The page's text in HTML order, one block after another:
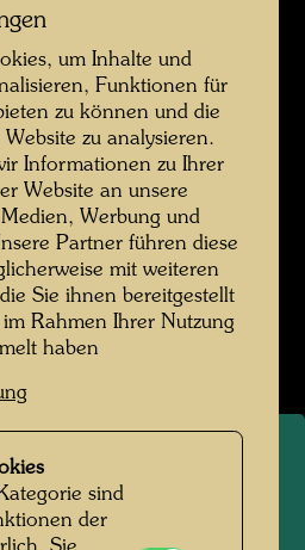
Hahnsäge
um Inhalte und
Funktionen für
zu können und die
zu analysieren.
Informationen zu Ihrer
Website an unsere
Werbung und
Partner führen diese
mit weiteren
Sie ihnen bereitgestellt
Rahmen Ihrer Nutzung
haben
sind
der